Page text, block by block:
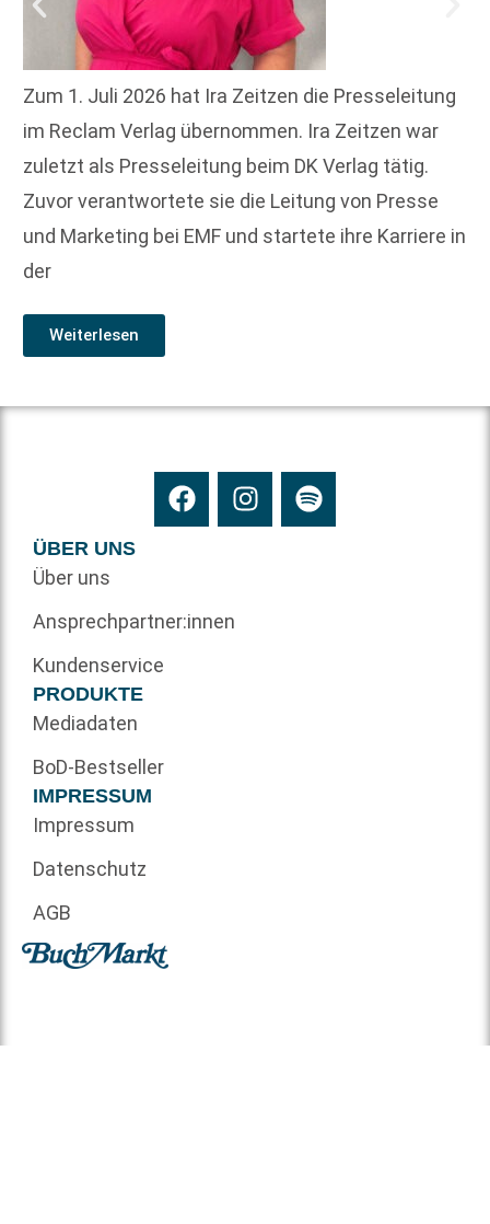
Zum 1. Juli 2026 hat Ira Zeitzen die Presseleitung
im Reclam Verlag übernommen. Ira Zeitzen war
zuletzt als Presseleitung beim DK Verlag tätig.
Zuvor verantwortete sie die Leitung von Presse
und Marketing bei EMF und startete ihre Karriere in
der
Weiterlesen
ÜBER UNS
Über uns
Ansprechpartner:innen
Kundenservice
PRODUKTE
Mediadaten
BoD-Bestseller
IMPRESSUM
Impressum
Datenschutz
AGB